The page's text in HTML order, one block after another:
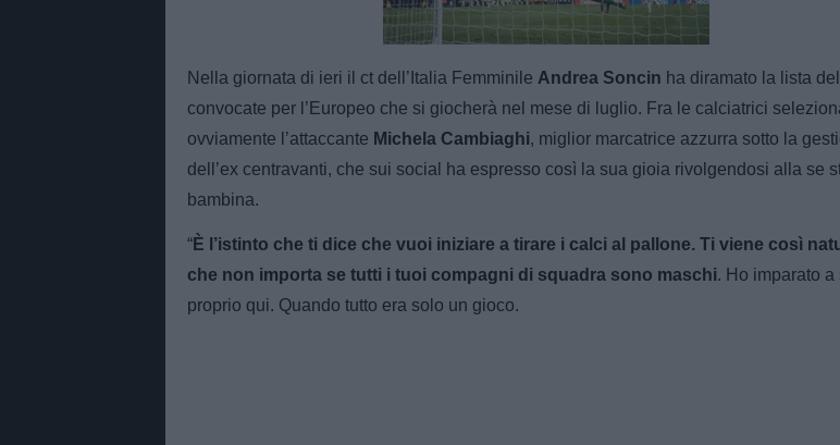
Loaded
100.00%
Nella giornata di ieri il ct dell’Italia Femminile Andrea Soncin ha diramato la lista
convocate per l’Europeo che si giocherà nel mese di luglio. Fra le calciatrici
ovviamente l’attaccante Michela Cambiaghi, miglior marcatrice azzurra sotto la
dell’ex centravanti, che sui social ha espresso così la sua gioia rivolgendosi alla se
bambina.
“È l’istinto che ti dice che vuoi iniziare a tirare i calci al pallone. Ti viene così
che non importa se tutti i tuoi compagni di squadra sono maschi. Ho imparato a
proprio qui. Quando tutto era solo un gioco.